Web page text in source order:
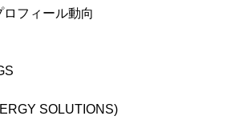
フィール動向
SOLUTIONS)